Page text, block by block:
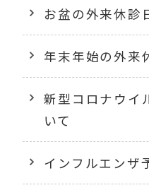
お盆の外来休診
年末年始の外来
新型コロナウイ
いて
インフルエンザ